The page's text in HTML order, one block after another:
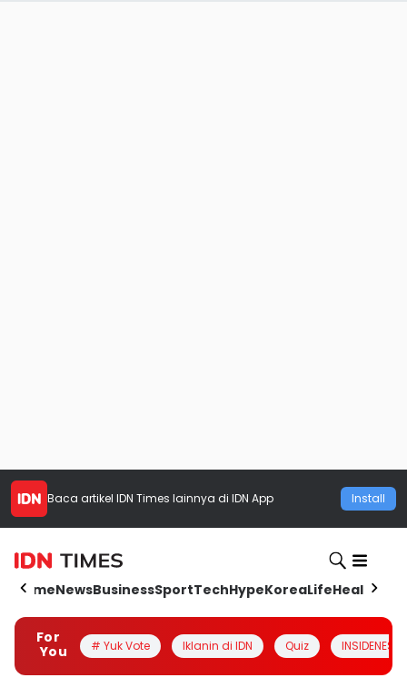
Baca artikel IDN Times lainnya di IDN App Install
HomeNewsBusinessSportTechHypeKoreaLifeHealth
For
You
# Yuk Vote Iklanin di IDN Quiz INSIDENESIA